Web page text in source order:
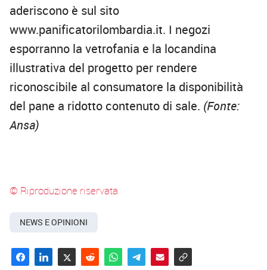
aderiscono è sul sito
www.panificatorilombardia.it. I negozi
esporranno la vetrofania e la locandina
illustrativa del progetto per rendere
riconoscibile al consumatore la disponibilità
del pane a ridotto contenuto di sale. (Fonte:
Ansa)
© Riproduzione riservata
NEWS E OPINIONI